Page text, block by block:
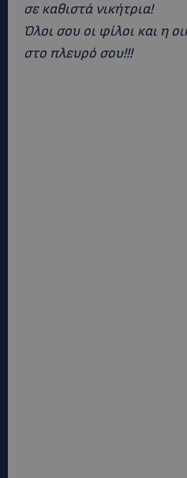
σε καθιστά νικήτρια!
Όλοι σου οι φίλοι και η
στο πλευρό σου!!!